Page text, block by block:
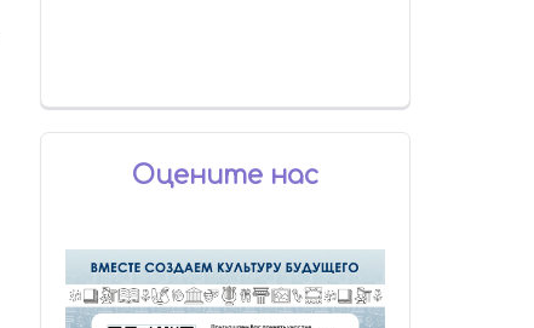
Оцените нас